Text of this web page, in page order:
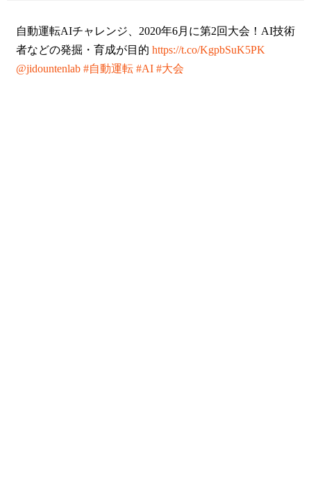
自動運転AIチャレンジ、2020年6月に第2回大会！AI技術
者などの発掘・育成が目的 https://t.co/KgpbSuK5PK
@jidountenlab #自動運転 #AI #大会